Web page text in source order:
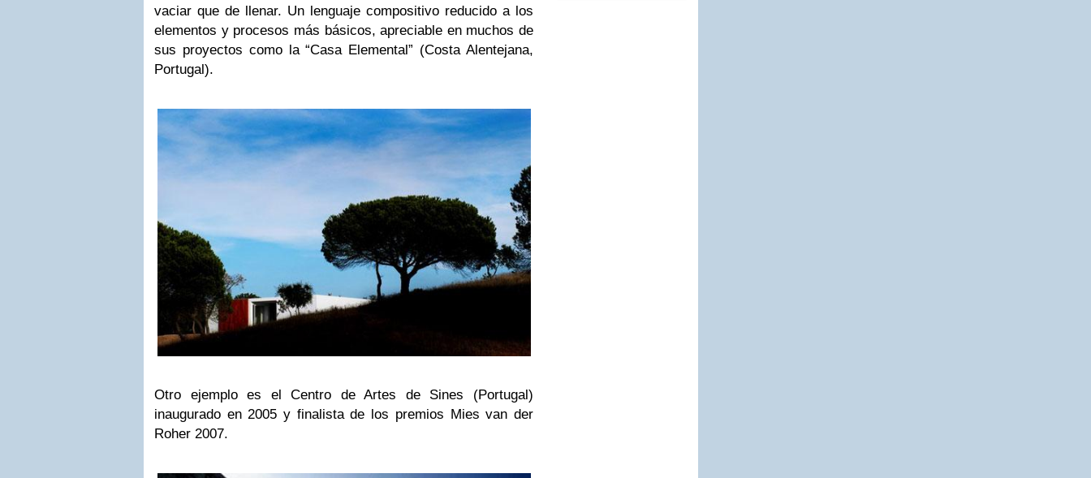
vaciar que de llenar. Un lenguaje compositivo reducido a los
elementos y procesos más básicos, apreciable en muchos de
sus proyectos como la “Casa Elemental” (Costa Alentejana,
Portugal).
Otro ejemplo es el Centro de Artes de Sines (Portugal)
inaugurado en 2005 y finalista de los premios Mies van der
Roher 2007.